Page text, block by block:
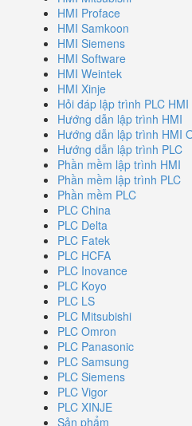
HMI Proface
HMI Samkoon
HMI Siemens
HMI Software
HMI Weintek
HMI Xinje
Hỏi đáp lập trình PLC HMI
Hướng dẫn lập trình HMI
Hướng dẫn lập trình HMI
Hướng dẫn lập trình PLC
Phần mềm lập trình HMI
Phần mềm lập trình PLC
Phần mềm PLC
PLC China
PLC Delta
PLC Fatek
PLC HCFA
PLC Inovance
PLC Koyo
PLC LS
PLC Mitsubishi
PLC Omron
PLC Panasonic
PLC Samsung
PLC Siemens
PLC Vigor
PLC XINJE
Sản phẩm